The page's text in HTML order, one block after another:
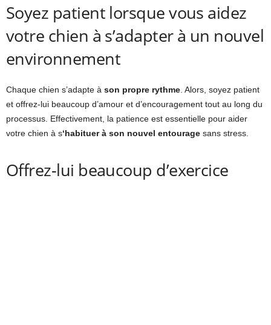
Soyez patient lorsque vous aidez
votre chien à s’adapter à un nouvel
environnement
Chaque chien s’adapte à son propre rythme . Alors, soyez patient
et offrez-lui beaucoup d’amour et d’encouragement tout au long du
processus. Effectivement, la patience est essentielle pour aider
votre chien à s‘habituer à son nouvel entourage sans stress.
Offrez-lui beaucoup d’exercice